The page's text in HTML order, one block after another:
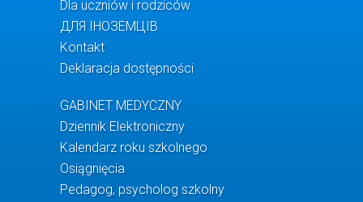
Dla uczniów i rodziców
ДЛЯ ІНОЗЕМЦІВ
Kontakt
Deklaracja dostępności
GABINET MEDYCZNY
Dziennik Elektroniczny
Kalendarz roku szkolnego
Osiągnięcia
Pedagog, psycholog szkolny